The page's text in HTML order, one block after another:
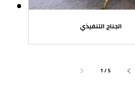
الجناح التنفيذي
1 / 5